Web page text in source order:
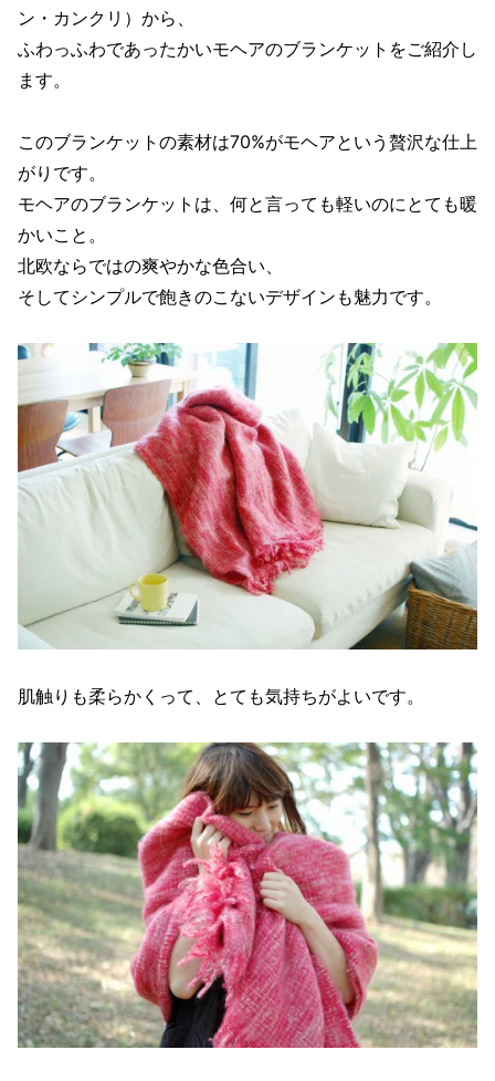
ン・カンクリ）から、
ふわっふわであったかいモヘアのブランケットをご紹介し
ます。
このブランケットの素材は70%がモヘアという贅沢な仕上
がりです。
モヘアのブランケットは、何と言っても軽いのにとても暖
かいこと。
北欧ならではの爽やかな色合い、
そしてシンプルで飽きのこないデザインも魅力です。
肌触りも柔らかくって、とても気持ちがよいです。